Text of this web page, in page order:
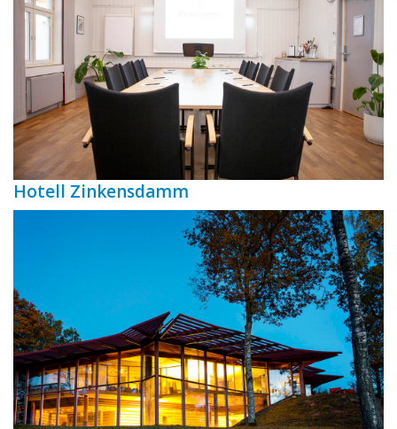
Hotell Zinkensdamm